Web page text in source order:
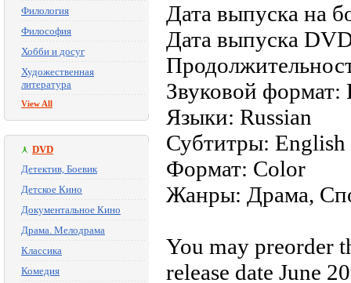
Филология
Философия
Хобби и досуг
Художественная
литература
View All
DVD
Детектив, Боевик
Детское Кино
Документальное Кино
Драма. Мелодрама
Классика
Комедия
Дата выпуска на
Дата выпуска
Звуковой
Языки: Russian
Субтитры: English
Формат: Color
Жанры: Драма,
You may preorder
release date June